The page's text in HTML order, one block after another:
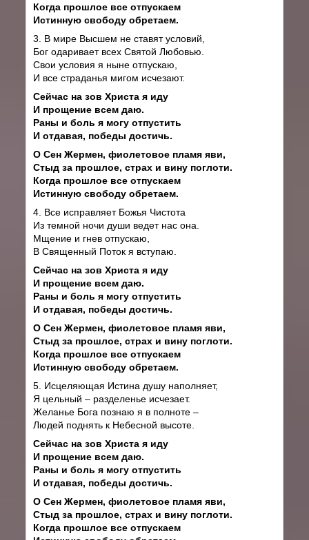
Когда прошлое все отпускаем
Истинную свободу обретаем.
3. В мире Высшем не ставят условий,
Бог одаривает всех Святой Любовью.
Свои условия я ныне отпускаю,
И все страданья мигом исчезают.
Сейчас на зов Христа я иду
И прощение всем даю.
Раны и боль я могу отпустить
И отдавая, победы достичь.
О Сен Жермен, фиолетовое пламя яви,
Стыд за прошлое, страх и вину поглоти.
Когда прошлое все отпускаем
Истинную свободу обретаем.
4. Все исправляет Божья Чистота
Из темной ночи души ведет нас она.
Мщение и гнев отпускаю,
В Священный Поток я вступаю.
Сейчас на зов Христа я иду
И прощение всем даю.
Раны и боль я могу отпустить
И отдавая, победы достичь.
О Сен Жермен, фиолетовое пламя яви,
Стыд за прошлое, страх и вину поглоти.
Когда прошлое все отпускаем
Истинную свободу обретаем.
5. Исцеляющая Истина душу наполняет,
Я цельный – разделенье исчезает.
Желанье Бога познаю я в полноте –
Людей поднять к Небесной высоте.
Сейчас на зов Христа я иду
И прощение всем даю.
Раны и боль я могу отпустить
И отдавая, победы достичь.
О Сен Жермен, фиолетовое пламя яви,
Стыд за прошлое, страх и вину поглоти.
Когда прошлое все отпускаем